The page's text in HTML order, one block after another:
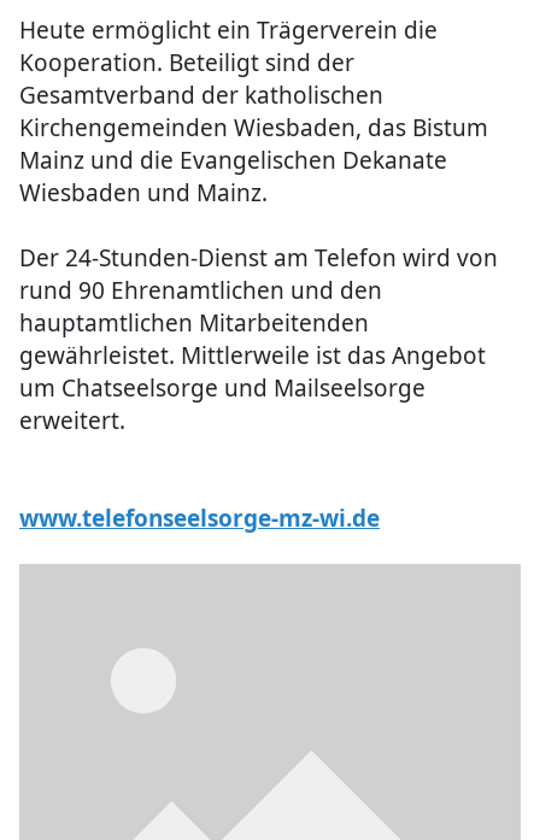
Heute ermöglicht ein Trägerverein die
Kooperation. Beteiligt sind der
Gesamtverband der katholischen
Kirchengemeinden Wiesbaden, das Bistum
Mainz und die Evangelischen Dekanate
Wiesbaden und Mainz.
Der 24-Stunden-Dienst am Telefon wird von
rund 90 Ehrenamtlichen und den
hauptamtlichen Mitarbeitenden
gewährleistet. Mittlerweile ist das Angebot
um Chatseelsorge und Mailseelsorge
erweitert.
www.telefonseelsorge-mz-wi.de